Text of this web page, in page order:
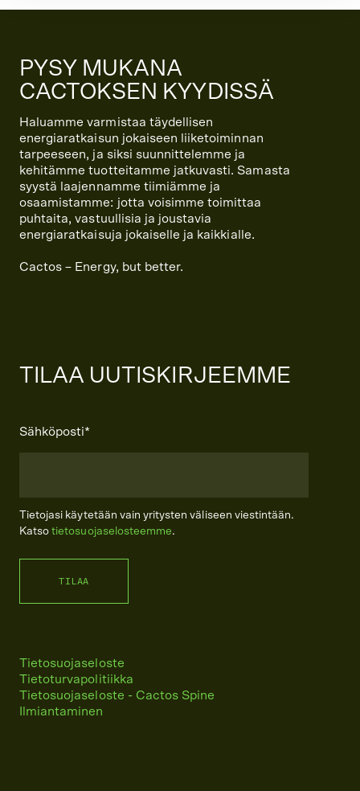
PYSY MUKANA
CACTOKSEN KYYDISSÄ
Haluamme varmistaa täydellisen
energiaratkaisun jokaiseen liiketoiminnan
tarpeeseen, ja siksi suunnittelemme ja
kehitämme tuotteitamme jatkuvasti. Samasta
syystä laajennamme tiimiämme ja
osaamistamme: jotta voisimme toimittaa
puhtaita, vastuullisia ja joustavia
energiaratkaisuja jokaiselle ja kaikkialle.
Cactos – Energy, but better.
TILAA UUTISKIRJEEMME
Sähköposti*
Tietojasi käytetään vain yritysten väliseen viestintään.
Katsotietosuojaselosteemme.
Tietosuojaseloste
Tietoturvapolitiikka
Tietosuojaseloste - Cactos Spine
Ilmiantaminen